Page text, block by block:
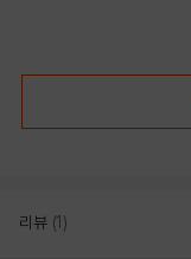
리뷰 (1)